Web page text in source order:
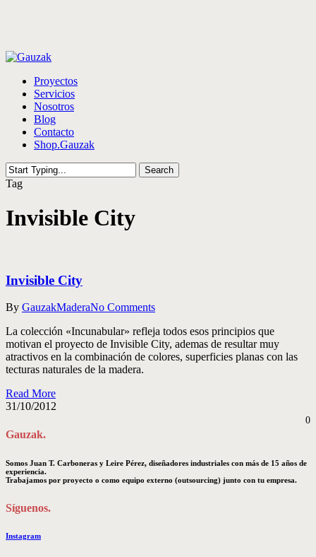
content
Menu
Proyectos
Servicios
Nosotros
Blog
Contacto
Shop.Gauzak
Search
Close
Tag
Invisible City
Invisible City
By GauzakMaderaNo Comments
La colección «Incunabular» refleja todos esos principios que
motivan el proyecto de Invisible City, ademas de resultar muy
atractivos en la combinación de colores, superficies planas con las
tecturas naturales de la madera.
Read More
31/10/2012
0
Gauzak.
Somos Juan T. Carboneras y Leire Pérez, diseñadores industriales con más de 15 años de
experiencia.
Trabajamos por proyecto o como equipo externo (outsourcing) junto con tu empresa.
Síguenos.
Instagram